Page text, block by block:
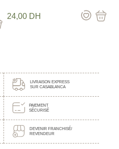
24,00 DH
LIVRAISON EXPRESS
SUR CASABLANCA
PAIEMENT
SÉCURISÉ
DEVENIR FRANCHISÉ/
REVENDEUR